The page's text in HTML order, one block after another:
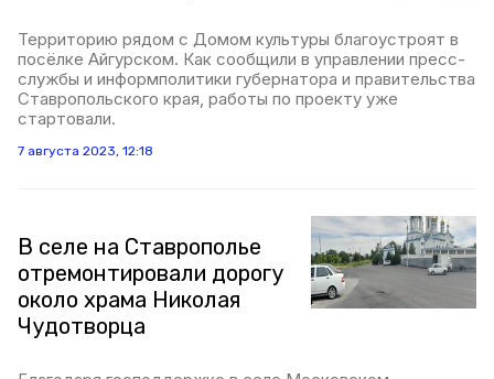
Территорию рядом с Домом культуры благоустроят в
посёлке Айгурском. Как сообщили в управлении пресс-
службы и информполитики губернатора и правительства
Ставропольского края, работы по проекту уже
стартовали.
7 августа 2023, 12:18
В селе на Ставрополье
отремонтировали дорогу
около храма Николая
Чудотворца